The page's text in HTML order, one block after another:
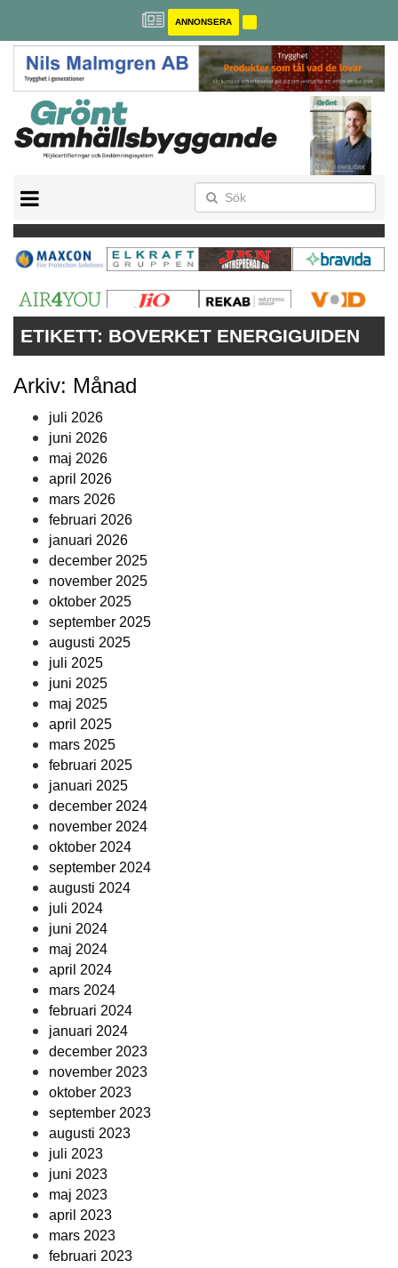
ANNONSERA
MILJÖBYGGNAD
NOLLCO2
CITYLAB
GREENBUILDING
ANNONSERA
ETIKETT: BOVERKET ENERGIGUIDEN
Arkiv: Månad
juli 2026
juni 2026
maj 2026
april 2026
mars 2026
februari 2026
januari 2026
december 2025
november 2025
oktober 2025
september 2025
augusti 2025
juli 2025
juni 2025
maj 2025
april 2025
mars 2025
februari 2025
januari 2025
december 2024
november 2024
oktober 2024
september 2024
augusti 2024
juli 2024
juni 2024
maj 2024
april 2024
mars 2024
februari 2024
januari 2024
december 2023
november 2023
oktober 2023
september 2023
augusti 2023
juli 2023
juni 2023
maj 2023
april 2023
mars 2023
februari 2023